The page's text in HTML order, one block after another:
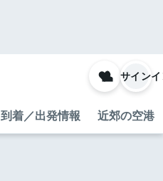
到着／出発情報 近郊の空港
サイン